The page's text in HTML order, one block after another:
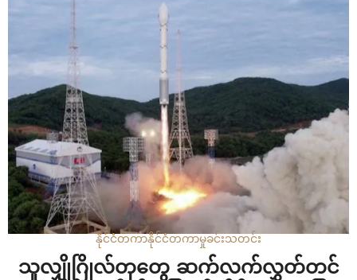
အထောက်အထားတွေကို နိုင်ငံတကာ ရာဇဝတ်တရားရုံးသို့
လွှဲပြောင်းပေးမှာဖြစ်ပြီး တရားစွဲဆိုမှုတွေကို ထည့်သွင်းစဉ်းစားဖို့
တောင်းဆိုသွားမယ်လို့ ဥက္ကဌ နာဗီပီလေးက ဆိုခဲ့ပါတယ်။…
နိုင်ငံတကာနိုင်ငံတကာမှုခင်းသတင်း
သူလျှိုဂြိုလ်တုတွေ ဆက်လက်လွှတ်တင်